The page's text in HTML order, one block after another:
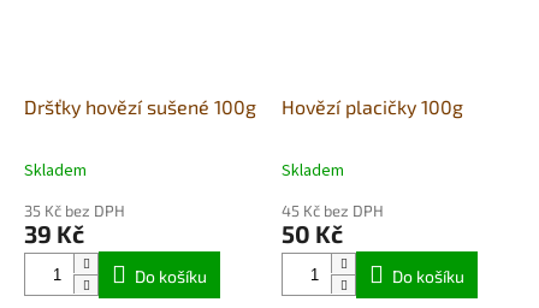
Dršťky hovězí sušené 100g
Průměrné
produktu
je
Skladem
35 Kč bez DPH
39 Kč
Do košíku
Hovězí placičky 100g
Průměrné
produktu
je
Skladem
45 Kč bez DPH
50 Kč
Do košíku